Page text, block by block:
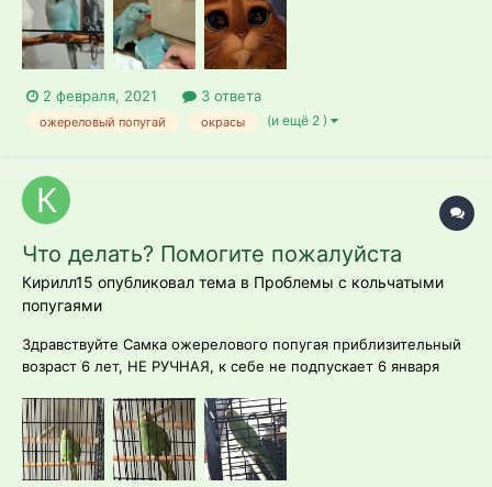
2 февраля, 2021 3 ответа
ожереловый попугай окрасы (и ещё 2 )
Что делать? Помогите пожалуйста
Кирилл15 опубликовал тема в Проблемы с кольчатыми
попугаями
Здравствуйте Самка ожерелового попугая приблизительный
возраст 6 лет, НЕ РУЧНАЯ, к себе не подпускает 6 января
раз такое было 2 года назад тогда снесла 2 яйца и
успокоилась, но на данный момент снесла уже 4 или даже 5
яиц и кажется...